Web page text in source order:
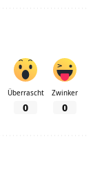
Überrascht
0
Zwinker
0